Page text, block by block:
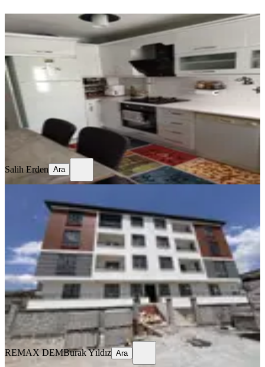
YENİ
Temiz Bakımlı Daire
Merkez, Mimar Sinan Mahallesi
·130 m² Kot 1·06.08.2026
17.750 ₺
Salih Erden
Salih Erden Ara
Remax Dem'den Cumhuriyet Mah.
2+1 Kiralık Daire
Merkez, Başbağlar Mahallesi
2+1·90 m²·1. Kat 04.08.2026
19.500 ₺
REMAX DEMBurak Yıldız
REMAX DEMBurak Yıldız Ara